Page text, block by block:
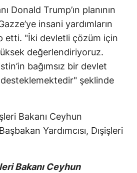
Donald Trump’ın planının
insani yardımların
etti. "İki devletli çözüm için
değerlendiriyoruz.
bağımsız bir devlet
desteklemektedir" şeklinde
Bakanı Ceyhun